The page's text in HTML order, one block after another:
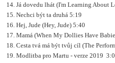
14. Já dovedu lhát (I'm Learning About
15. Nechci být ta druhá 5:19
16. Hej, Jude (Hey, Jude) 5:40
17. Mamá (When My Dollies Have
18. Cesta tvá má být tvůj cíl (The
19. Modlitba pro Martu - verze 2019